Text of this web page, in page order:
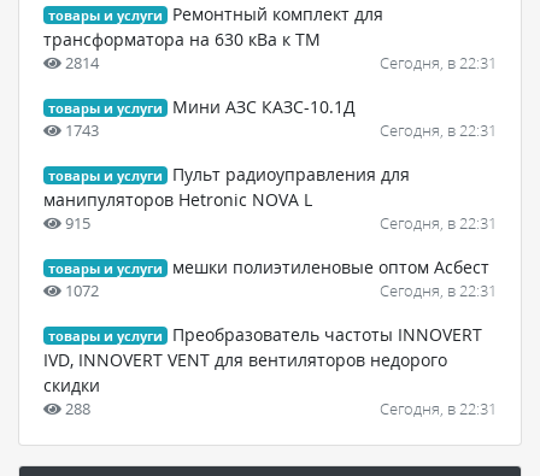
товары и услуги
Ремонтный комплект для
трансформатора на 630 кВа к ТМ
2814 Сегодня, в 22:31
товары и услуги Мини АЗС КАЗС-10.1Д
1743 Сегодня, в 22:31
товары и услуги
Пульт радиоуправления для
манипуляторов Hetronic NOVA L
915 Сегодня, в 22:31
товары и услуги мешки полиэтиленовые оптом Асбест
1072 Сегодня, в 22:31
товары и услуги
Преобразователь частоты INNOVERT
IVD, INNOVERT VENT для вентиляторов недорого
скидки
288 Сегодня, в 22:31